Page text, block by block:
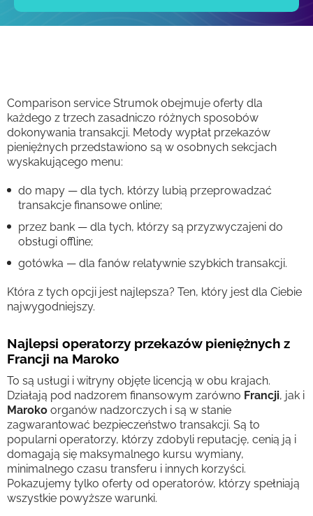
Comparison service Strumok obejmuje oferty dla
każdego z trzech zasadniczo różnych sposobów
dokonywania transakcji. Metody wypłat przekazów
pieniężnych przedstawiono są w osobnych sekcjach
wyskakującego menu:
do mapy — dla tych, którzy lubią przeprowadzać
transakcje finansowe online;
przez bank — dla tych, którzy są przyzwyczajeni do
obsługi offline;
gotówka — dla fanów relatywnie szybkich transakcji.
Która z tych opcji jest najlepsza? Ten, który jest dla Ciebie
najwygodniejszy.
Najlepsi operatorzy przekazów pieniężnych z
Francji na Maroko
To są usługi i witryny objęte licencją w obu krajach.
Działają pod nadzorem finansowym zarówno Francji, jak i
Maroko organów nadzorczych i są w stanie
zagwarantować bezpieczeństwo transakcji. Są to
popularni operatorzy, którzy zdobyli reputację, cenią ją i
domagają się maksymalnego kursu wymiany,
minimalnego czasu transferu i innych korzyści.
Pokazujemy tylko oferty od operatorów, którzy spełniają
wszystkie powyższe warunki.